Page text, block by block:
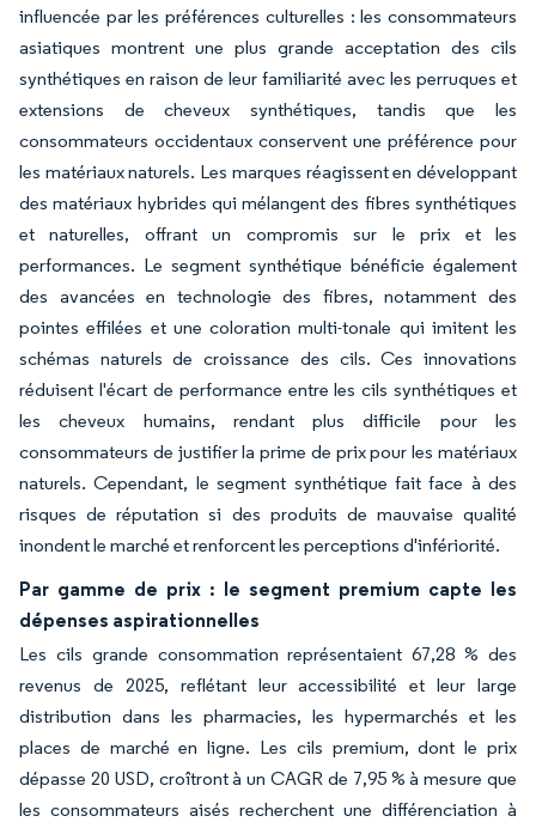
influencée par les préférences culturelles : les consommateurs
asiatiques montrent une plus grande acceptation des cils
synthétiques en raison de leur familiarité avec les perruques et
extensions de cheveux synthétiques, tandis que les
consommateurs occidentaux conservent une préférence pour
les matériaux naturels. Les marques réagissent en développant
des matériaux hybrides qui mélangent des fibres synthétiques
et naturelles, offrant un compromis sur le prix et les
performances. Le segment synthétique bénéficie également
des avancées en technologie des fibres, notamment des
pointes effilées et une coloration multi-tonale qui imitent les
schémas naturels de croissance des cils. Ces innovations
réduisent l'écart de performance entre les cils synthétiques et
les cheveux humains, rendant plus difficile pour les
consommateurs de justifier la prime de prix pour les matériaux
naturels. Cependant, le segment synthétique fait face à des
risques de réputation si des produits de mauvaise qualité
inondent le marché et renforcent les perceptions d'infériorité.
Par gamme de prix : le segment premium capte les
dépenses aspirationnelles
Les cils grande consommation représentaient 67,28 % des
revenus de 2025, reflétant leur accessibilité et leur large
distribution dans les pharmacies, les hypermarchés et les
places de marché en ligne. Les cils premium, dont le prix
dépasse 20 USD, croîtront à un CAGR de 7,95 % à mesure que
les consommateurs aisés recherchent une différenciation à